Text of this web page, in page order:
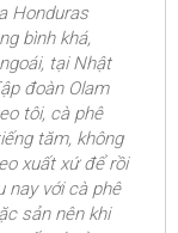
Honduras
bình khá,
tại Nhật
đoàn Olam
tôi, cà phê
tăm, không
xuất xứ để rồi
nay với cà phê
sản nên khi